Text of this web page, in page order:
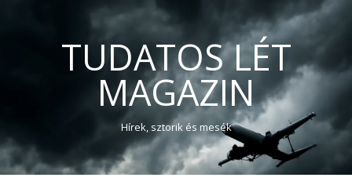
TUDATOS LÉT
MAGAZIN
Hírek, sztorik és mesék